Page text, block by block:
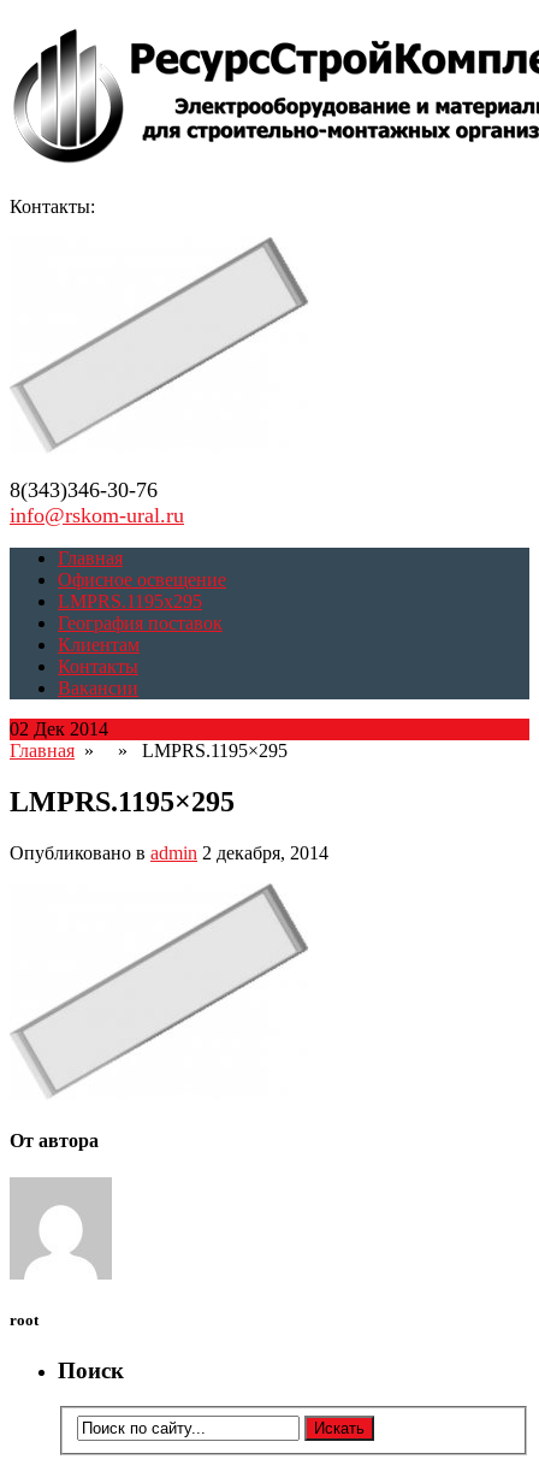
Контакты:
8(343)346-30-76
info@rskom-ural.ru
Главная
Офисное освещение
LMPRS.1195x295
География поставок
Клиентам
Контакты
Вакансии
02 Дек 2014
Главная » » LMPRS.1195×295
LMPRS.1195×295
Опубликовано в admin 2 декабря, 2014
От автора
root
Поиск